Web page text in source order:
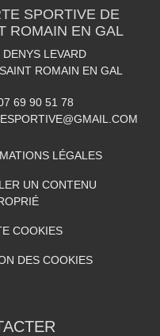
SPORTIVE DE
ROMAIN EN GAL
DENYS LEVARD
SAINT ROMAIN EN GAL
69 90 51 78
LÉGALES
UN CONTENU
COOKIES
DES COOKIES